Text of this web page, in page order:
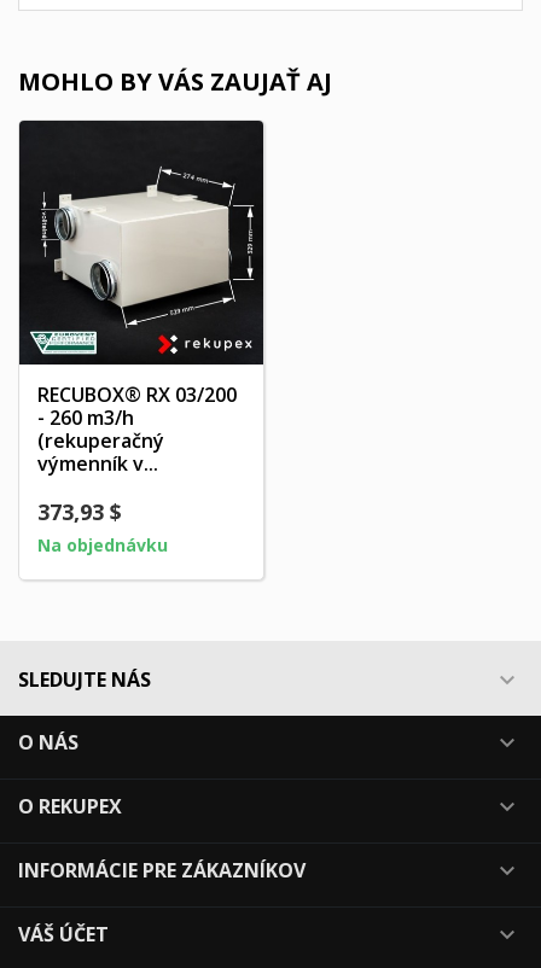
MOHLO BY VÁS ZAUJAŤ AJ
RECUBOX® RX 03/200
- 260 m3/h
(rekuperačný
výmenník v...
373,93 $
Na objednávku
SLEDUJTE NÁS 
O NÁS 
O REKUPEX 
INFORMÁCIE PRE ZÁKAZNÍKOV 
VÁŠ ÚČET 